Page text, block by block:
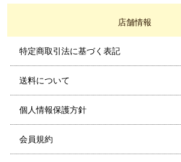
店舗情報
特定商取引法に基づく表記
送料について
個人情報保護方針
会員規約